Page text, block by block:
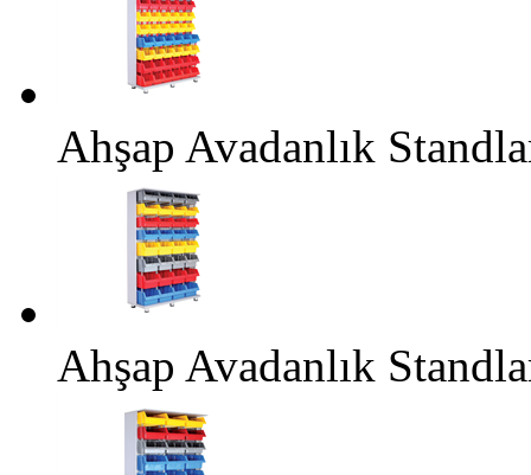
Ahşap Avadanlık
Ahşap Avadanlık